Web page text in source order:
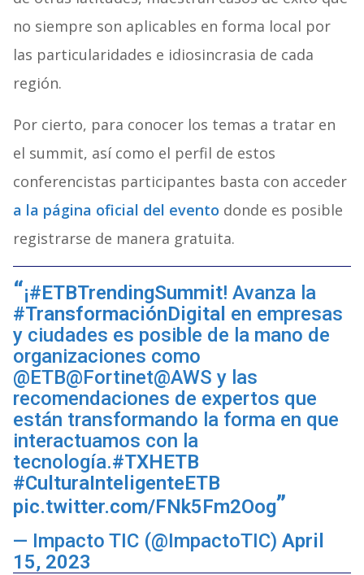
no siempre son aplicables en forma local por
las particularidades e idiosincrasia de cada
región.
Por cierto, para conocer los temas a tratar en
el summit, así como el perfil de estos
conferencistas participantes basta con acceder
a la página oficial del evento donde es posible
registrarse de manera gratuita.
¡#ETBTrendingSummit! Avanza la
#TransformaciónDigital en empresas
y ciudades es posible de la mano de
organizaciones como
@ETB@Fortinet@AWS y las
recomendaciones de expertos que
están transformando la forma en que
interactuamos con la
tecnología.#TXHETB
#CulturaInteligenteETB
pic.twitter.com/FNk5Fm2Oog
— Impacto TIC (@ImpactoTIC) April
15, 2023